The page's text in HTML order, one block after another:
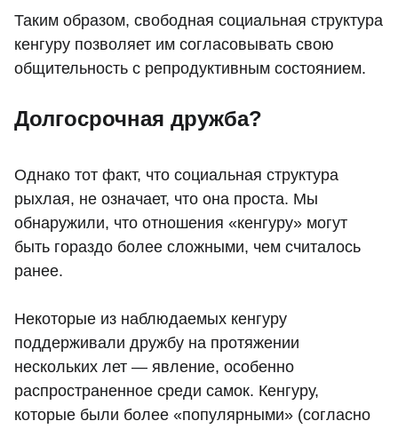
Таким образом, свободная социальная структура
кенгуру позволяет им согласовывать свою
общительность с репродуктивным состоянием.
Долгосрочная дружба?
Однако тот факт, что социальная структура
рыхлая, не означает, что она проста. Мы
обнаружили, что отношения «кенгуру» могут
быть гораздо более сложными, чем считалось
ранее.
Некоторые из наблюдаемых кенгуру
поддерживали дружбу на протяжении
нескольких лет — явление, особенно
распространенное среди самок. Кенгуру,
которые были более «популярными» (согласно